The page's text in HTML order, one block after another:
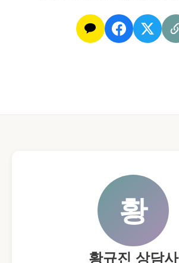
황
황규진 상담사